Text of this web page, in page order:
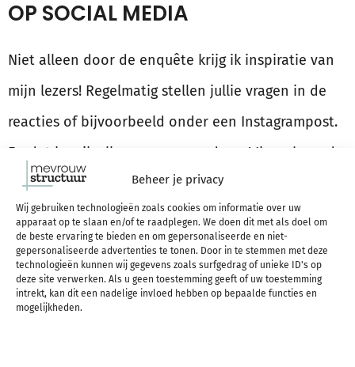
Beheer je privacy
Wij gebruiken technologieën zoals cookies om informatie over uw
apparaat op te slaan en/of te raadplegen. We doen dit met als doel om
de beste ervaring te bieden en om gepersonaliseerde en niet-
gepersonaliseerde advertenties te tonen. Door in te stemmen met deze
technologieën kunnen wij gegevens zoals surfgedrag of unieke ID's op
deze site verwerken. Als u geen toestemming geeft of uw toestemming
intrekt, kan dit een nadelige invloed hebben op bepaalde functies en
mogelijkheden.
OP SOCIAL MEDIA
Niet alleen door de enquête krijg ik inspiratie van
mijn lezers! Regelmatig stellen jullie vragen in de
reacties of bijvoorbeeld onder een Instagrampost.
En dat kan ik alleen maar waarderen! Ik probeer de
vraag in de comments altijd al te beantwoorden,
maarsoms kan ik er eigenlijk nog veel meer over
kwijt en is een idee voor een nieuwe blogpost
geboren.